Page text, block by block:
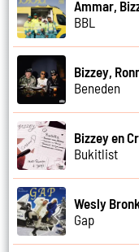
Ammar,
BBL
Bizzey,
Beneden
Bizzey en
Bukitlist
Wesly
Gap